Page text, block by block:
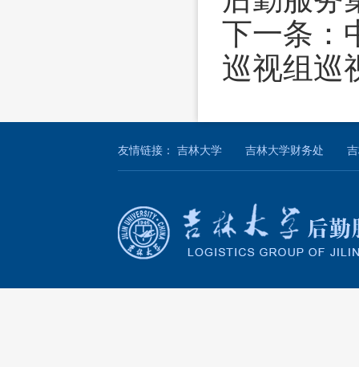
下一条：
巡视组巡
友情链接： 吉林大学 吉林大学财务处